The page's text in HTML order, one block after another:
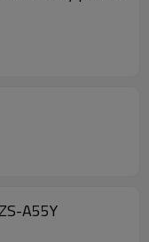
A55Y